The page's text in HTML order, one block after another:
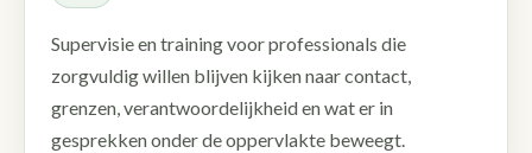
Supervisie en training voor professionals die
zorgvuldig willen blijven kijken naar contact,
grenzen, verantwoordelijkheid en wat er in
gesprekken onder de oppervlakte beweegt.